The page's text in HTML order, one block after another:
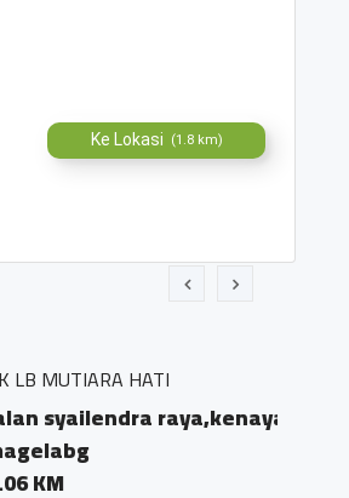
Ke Lokasi (1.8 km)
borobudur,kabupaten